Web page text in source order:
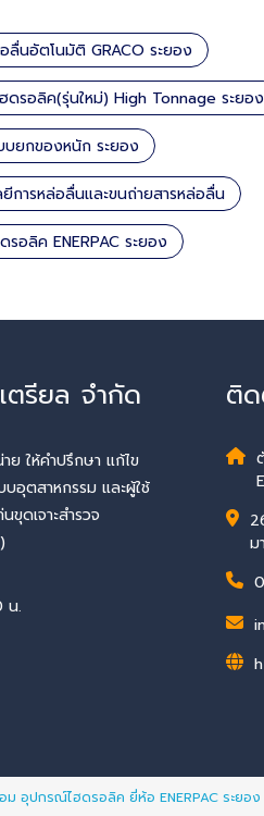
ลื่นอัตโนมัติ GRACO ระยอง
ดรอลิค(รุ่นใหม่) High Tonnage ระยอง
บยกของหนัก ระยอง
ยีการหล่อลื่นและขนถ่ายสารหล่อลื่น
รอลิค ENERPAC ระยอง
รียล จำกัด
ย ให้คำปรึกษา แก้ไข
อุตสาหกรรม และผู้ใช้
ดเจาะสำรวจ
น.
ติด
ม
อุปกรณ์ไฮดรอลิค ยี่ห้อ ENERPAC ระยอง